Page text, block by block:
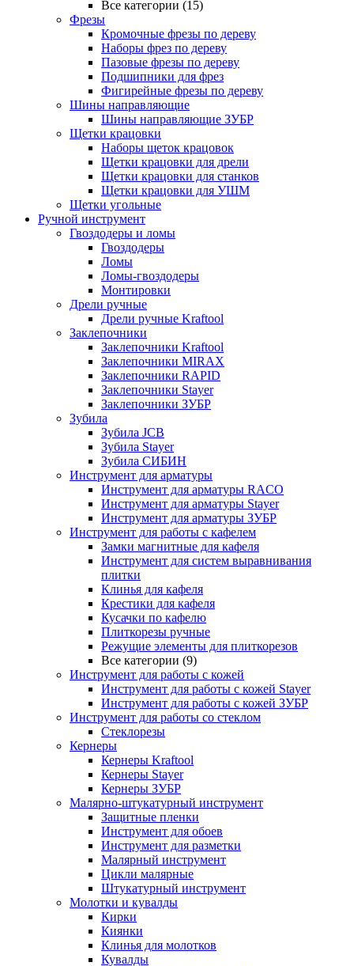
Все категории (15)
Фрезы
Кромочные фрезы по дереву
Наборы фрез по дереву
Пазовые фрезы по дереву
Подшипники для фрез
Фигирейные фрезы по дереву
Шины направляющие
Шины направляющие ЗУБР
Щетки крацовки
Наборы щеток крацовок
Щетки крацовки для дрели
Щетки крацовки для станков
Щетки крацовки для УШМ
Щетки угольные
Ручной инструмент
Гвоздодеры и ломы
Гвоздодеры
Ломы
Ломы-гвоздодеры
Монтировки
Дрели ручные
Дрели ручные Kraftool
Заклепочники
Заклепочники Kraftool
Заклепочники MIRAX
Заклепочники RAPID
Заклепочники Stayer
Заклепочники ЗУБР
Зубила
Зубила JCB
Зубила Stayer
Зубила СИБИН
Инструмент для арматуры
Инструмент для арматуры RACO
Инструмент для арматуры Stayer
Инструмент для арматуры ЗУБР
Инструмент для работы с кафелем
Замки магнитные для кафеля
Инструмент для систем выравнивания
плитки
Клинья для кафеля
Крестики для кафеля
Кусачки по кафелю
Плиткорезы ручные
Режущие элементы для плиткорезов
Все категории (9)
Инструмент для работы с кожей
Инструмент для работы с кожей Stayer
Инструмент для работы с кожей ЗУБР
Инструмент для работы со стеклом
Стеклорезы
Кернеры
Кернеры Kraftool
Кернеры Stayer
Кернеры ЗУБР
Малярно-штукатурный инструмент
Защитные пленки
Инструмент для обоев
Инструмент для разметки
Малярный инструмент
Цикли малярные
Штукатурный инструмент
Молотки и кувалды
Кирки
Киянки
Клинья для молотков
Кувалды